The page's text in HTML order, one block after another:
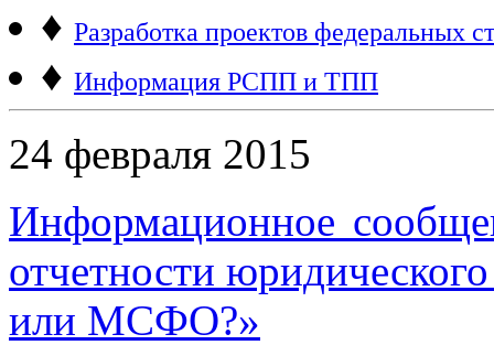
♦ Разработка проектов федеральных
♦ Информация РСПП и ТПП
24 февраля 2015
Информационное
отчетности
или МСФО?»